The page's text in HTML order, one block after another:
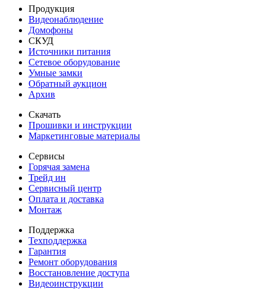
Продукция
Видеонаблюдение
Домофоны
СКУД
Источники питания
Сетевое оборудование
Умные замки
Обратный аукцион
Архив
Скачать
Прошивки и инструкции
Маркетинговые материалы
Сервисы
Горячая замена
Трейд ин
Сервисный центр
Оплата и доставка
Монтаж
Поддержка
Техподдержка
Гарантия
Ремонт оборудования
Восстановление доступа
Видеоинструкции